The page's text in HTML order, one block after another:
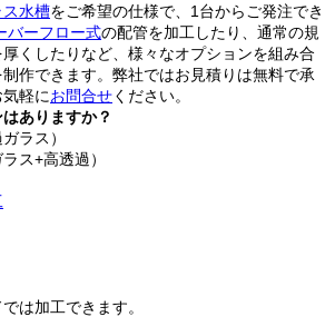
ス水槽をご希望の仕様で、1台からご発注でき
バーフロー式の配管を加工したり、通常の規
くしたりなど、様々なオプションを組み合
作できます。弊社ではお見積りは無料で承
軽にお問合せください。
ありますか？
ラス）
ス+高透過）
は加工できます。